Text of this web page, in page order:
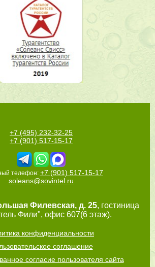
+7 (495) 232-32-25
+7 (901) 517-15-17
телефон: +7 (901) 517-15-17
soleans@sovintel.ru
Филевская, д. 25, гостиница
Фили", офис 607(6 этаж).
конфиденциальности
соглашение
согласие пользователя сайта